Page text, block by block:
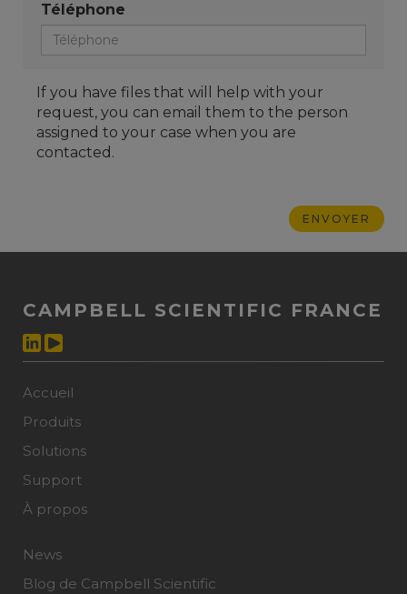
Téléphone
If you have files that will help with your
request, you can email them to the person
assigned to your case when you are
contacted.
CAMPBELL SCIENTIFIC FRANCE
Accueil
Produits
Solutions
Support
À propos
News
Blog de Campbell Scientific